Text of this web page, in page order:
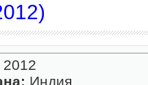
2012
Индия